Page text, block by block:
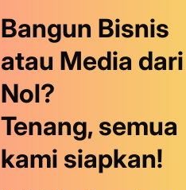
Bangun Bisnis
atau Media dari
Nol?
Tenang, semua
kami siapkan!